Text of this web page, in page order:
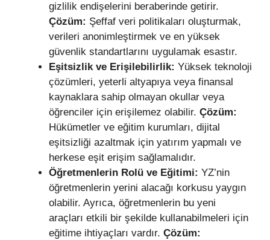
gizlilik endişelerini beraberinde getirir.
Çözüm: Şeffaf veri politikaları oluşturmak,
verileri anonimleştirmek ve en yüksek
güvenlik standartlarını uygulamak esastır.
Eşitsizlik ve Erişilebilirlik: Yüksek teknoloji
çözümleri, yeterli altyapıya veya finansal
kaynaklara sahip olmayan okullar veya
öğrenciler için erişilemez olabilir. Çözüm:
Hükümetler ve eğitim kurumları, dijital
eşitsizliği azaltmak için yatırım yapmalı ve
herkese eşit erişim sağlamalıdır.
Öğretmenlerin Rolü ve Eğitimi: YZ’nin
öğretmenlerin yerini alacağı korkusu yaygın
olabilir. Ayrıca, öğretmenlerin bu yeni
araçları etkili bir şekilde kullanabilmeleri için
eğitime ihtiyaçları vardır. Çözüm: